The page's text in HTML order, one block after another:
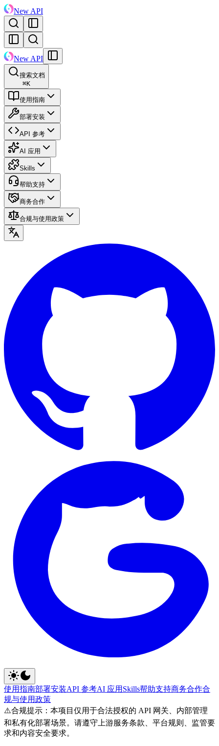
New API
New API
搜索文档
⌘K
使用指南
部署安装
API 参考
AI 应用
Skills
帮助支持
商务合作
合规与使用政策
使用指南部署安装API 参考AI 应用 Skills帮助支持商务合作合
规与使用政策
⚠️合规提示：本项目仅用于合法授权的 API 网关、内部管理
和私有化部署场景。请遵守上游服务条款、平台规则、监管要
求和内容安全要求。